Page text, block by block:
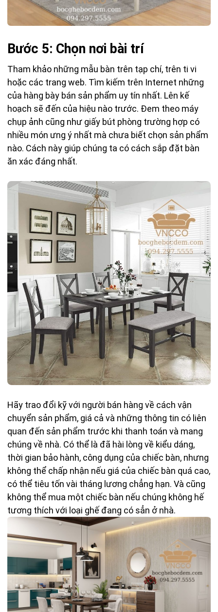
Bước 5: Chọn nơi bài trí
Tham khảo những mẫu bàn trên tạp chí, trên ti vi
hoặc các trang web. Tìm kiếm trên Internet những
của hàng bày bán sản phẩm uy tín nhất. Lên kế
hoạch sẽ đến của hiệu nào trước. Đem theo máy
chụp ảnh cũng như giấy bút phòng trường hợp có
nhiều món ưng ý nhất mà chưa biết chọn sản phẩm
nào. Cách này giúp chúng ta có cách sắp đặt bàn
ăn xác đáng nhất.
Hãy trao đổi kỹ với người bán hàng về cách vận
chuyển sản phẩm, giá cả và những thông tin có liên
quan đến sản phẩm trước khi thanh toán và mang
chúng về nhà. Có thể là đã hài lòng về kiểu dáng,
thời gian bảo hành, công dụng của chiếc bàn, nhưng
không thể chấp nhận nếu giá của chiếc bàn quá cao,
có thể tiêu tốn vài tháng lương chẳng hạn. Và cũng
không thể mua một chiếc bàn nếu chúng không hế
tương thích với loại ghế đang có sẳn ở nhà.